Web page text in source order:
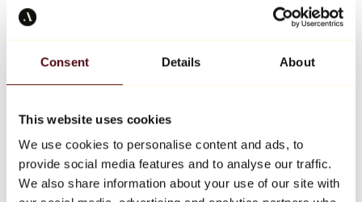
Consent Details About
This website uses cookies
We use cookies to personalise content and ads, to
provide social media features and to analyse our traffic.
We also share information about your use of our site with
Keith Haring
Tutti i designer
Opera della settimana